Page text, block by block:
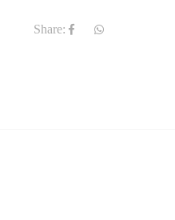
Share: